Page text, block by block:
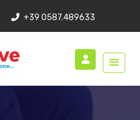
+39 0587.489633